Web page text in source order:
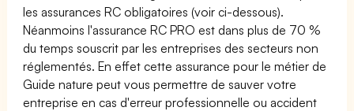
les assurances RC obligatoires (voir ci-dessous).
Néanmoins l'assurance RC PRO est dans plus de 70 %
du temps souscrit par les entreprises des secteurs non
réglementés. En effet cette assurance pour le métier de
Guide nature peut vous permettre de sauver votre
entreprise en cas d'erreur professionnelle ou accident